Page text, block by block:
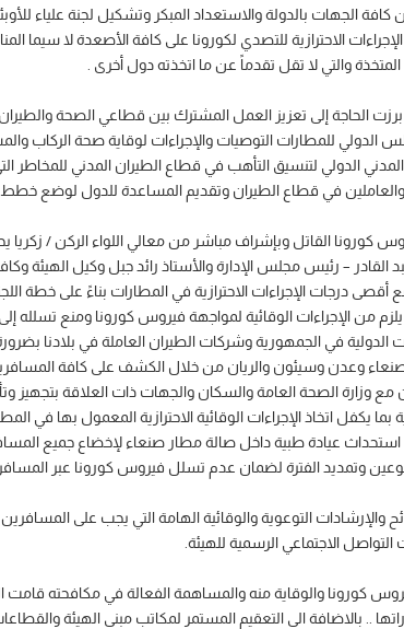
كافة الجهات بالدولة والاستعداد المبكر وتشكيل لجنة علياء
الاحترازية للتصدي لكورونا على كافة الأصعدة لا سيما
والتي لا تقل تقدماً عن ما اتخذته دول أخرى .
الحاجة إلى تعزيز العمل المشترك بين قطاعي الصحة
الدولي للمطارات التوصيات والإجراءات لوقاية صحة
الدولي لتنسيق التأهب في قطاع الطيران المدني للمخاطر
والعاملين في قطاع الطيران وتقديم المساعدة للدول لوضع
القاتل وبإشراف مباشر من معالي اللواء الركن / زكريا
القادر – رئيس مجلس الإدارة والأستاذ رائد جبل وكيل الهيئة
درجات الإجراءات الاحترازية في المطارات بناءً على خطة
من الإجراءات الوقائية لمواجهة فيروس كورونا ومنع
في الجمهورية وشركات الطيران العاملة في بلادنا بضرورة
صنعاء وعدن وسيئون والريان من خلال الكشف على كافة
وزارة الصحة العامة والسكان والجهات ذات العلاقة بتجهيز
يكفل اتخاذ الإجراءات الوقائية الاحترازية المعمول بها
عيادة طبية داخل صالة مطار صنعاء لإخضاع جميع
وتمديد الفترة لضمان عدم تسلل فيروس كورونا عبر
والإرشادات التوعوية والوقائية الهامة التي يجب على
الاجتماعي الرسمية للهيئة.
كورونا والوقاية منه والمساهمة الفعالة في مكافحته
.. بالاضافة الى التعقيم المستمر لمكاتب مبنى الهيئة